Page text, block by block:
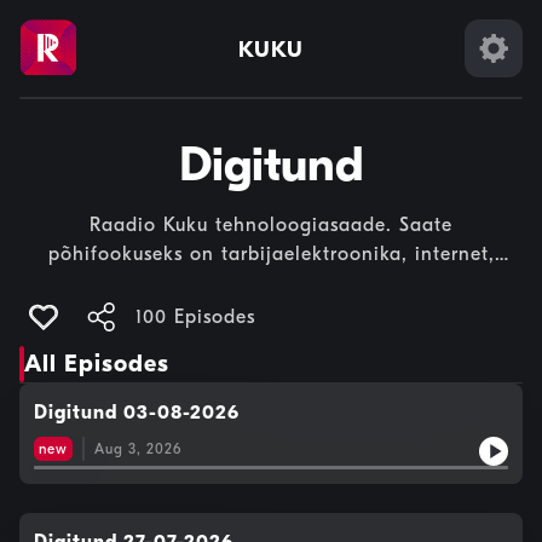
Digitund
Raadio Kuku tehnoloogiasaade. Saate
põhifookuseks on tarbijaelektroonika, internet,
100 Episodes
All Episodes
Digitund 03-08-2026
new Aug 3, 2026
KUKU